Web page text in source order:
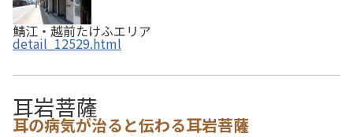
鯖江・越前たけふエリア
detail_12529.html
耳岩菩薩
耳の病気が治ると伝わる耳岩菩薩